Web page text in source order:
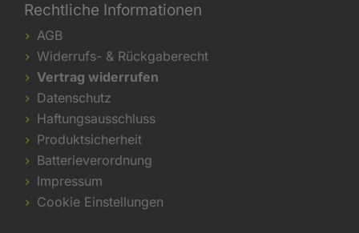
Rechtliche Informationen
AGB
Widerrufs- & Rückgaberecht
Vertrag widerrufen
Datenschutz
Haftungsausschluss
Produktsicherheit
Batterieverordnung
Impressum
Cookie Einstellungen